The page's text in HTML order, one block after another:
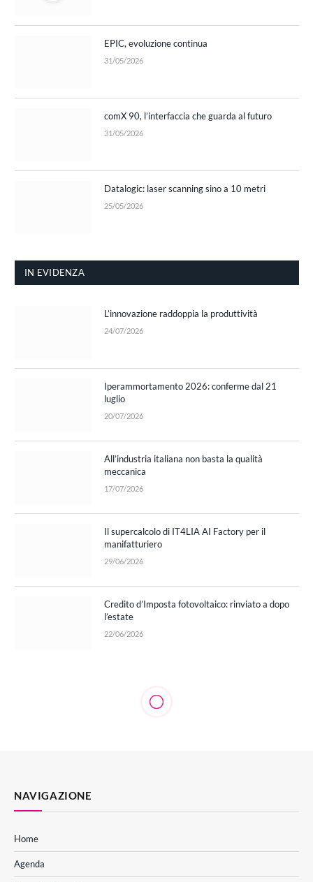
EPIC, evoluzione continua
31/05/2026
comX 90, l’interfaccia che guarda al futuro
31/05/2026
Datalogic: laser scanning sino a 10 metri
25/05/2026
IN EVIDENZA
L’innovazione raddoppia la produttività
24/07/2026
Iperammortamento 2026: conferme dal 21
luglio
20/07/2026
All’industria italiana non basta la qualità
meccanica
17/07/2026
Il supercalcolo di IT4LIA AI Factory per il
manifatturiero
29/06/2026
Credito d’Imposta fotovoltaico: rinviato a dopo
l’estate
22/06/2026
NAVIGAZIONE
Home
Agenda